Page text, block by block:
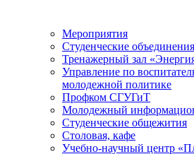
Мероприятия
Студенческие объединения
Тренажерный зал
Управление по
молодежной политике
Профком СГУГиТ
Молодежный
Студенческие общежития
Столовая, кафе
Учебно-научный центр